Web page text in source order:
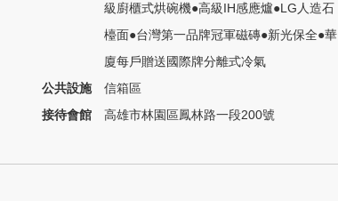
級廚櫃式烘碗機●高級IH感應爐●LG人造石
檯面●台灣第一品牌冠軍磁磚●新光保全●華
廈每戶贈送國際牌分離式冷氣
公共設施
信箱區
接待會館
高雄市林園區鳳林路一段200號